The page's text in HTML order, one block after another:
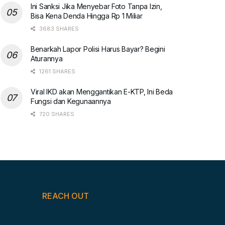
Ini Sanksi Jika Menyebar Foto Tanpa Izin,
Bisa Kena Denda Hingga Rp 1 Miliar
3683 SHARES
Benarkah Lapor Polisi Harus Bayar? Begini
Aturannya
1261 SHARES
Viral IKD akan Menggantikan E-KTP, Ini Beda
Fungsi dan Kegunaannya
720 SHARES
REACH OUT